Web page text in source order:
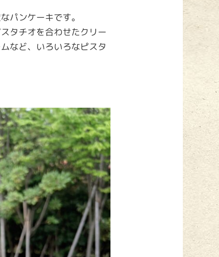
パンケーキです。
タチオを合わせたクリー
など、いろいろなピスタ